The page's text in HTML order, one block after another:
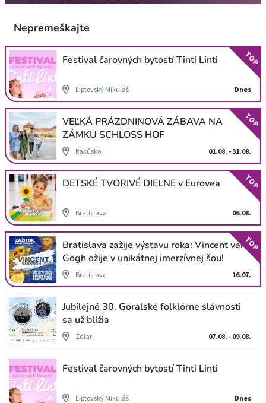
Nepremeškajte
Festival čarovných bytostí Tinti Linti
Liptovský Mikuláš Dnes
TOP
VEĽKÁ PRÁZDNINOVÁ ZÁBAVA NA
ZÁMKU SCHLOSS HOF
Rakúsko 01.08. - 31.08.
TOP
DETSKÉ TVORIVÉ DIELNE v Eurovea
Bratislava 06.08.
TOP
Bratislava zažije výstavu roka: Vincent van
Gogh ožije v unikátnej imerzívnej šou!
Bratislava 16.07.
TOP
Jubilejné 30. Goralské folklórne slávnosti
sa už blížia
Ždiar 07.08. - 09.08.
Festival čarovných bytostí Tinti Linti
Liptovský Mikuláš Dnes